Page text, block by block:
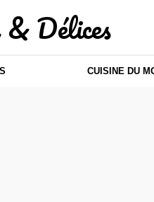
& Délices
CUISINE DU